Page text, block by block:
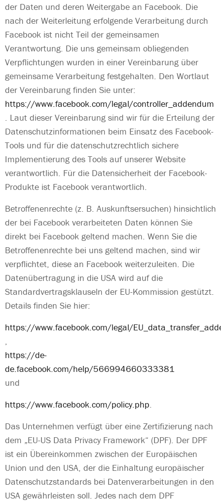
der Daten und deren Weitergabe an Facebook. Die
nach der Weiterleitung erfolgende Verarbeitung durch
Facebook ist nicht Teil der gemeinsamen
Verantwortung. Die uns gemeinsam obliegenden
Verpflichtungen wurden in einer Vereinbarung über
gemeinsame Verarbeitung festgehalten. Den Wortlaut
der Vereinbarung finden Sie unter:
https://www.facebook.com/legal/controller_addendum
. Laut dieser Vereinbarung sind wir für die Erteilung der
Datenschutzinformationen beim Einsatz des Facebook-
Tools und für die datenschutzrechtlich sichere
Implementierung des Tools auf unserer Website
verantwortlich. Für die Datensicherheit der Facebook-
Produkte ist Facebook verantwortlich.
Betroffenenrechte (z. B. Auskunftsersuchen) hinsichtlich
der bei Facebook verarbeiteten Daten können Sie
direkt bei Facebook geltend machen. Wenn Sie die
Betroffenenrechte bei uns geltend machen, sind wir
verpflichtet, diese an Facebook weiterzuleiten. Die
Datenübertragung in die USA wird auf die
Standardvertragsklauseln der EU-Kommission gestützt.
Details finden Sie hier:
https://www.facebook.com/legal/
,
https://de-
de.facebook.com/help/566994660333381
und
https://www.facebook.com/policy.php.
Das Unternehmen verfügt über eine Zertifizierung nach
dem „EU-US Data Privacy Framework“ (DPF). Der DPF
ist ein Übereinkommen zwischen der Europäischen
Union und den USA, der die Einhaltung europäischer
Datenschutzstandards bei Datenverarbeitungen in den
USA gewährleisten soll. Jedes nach dem DPF